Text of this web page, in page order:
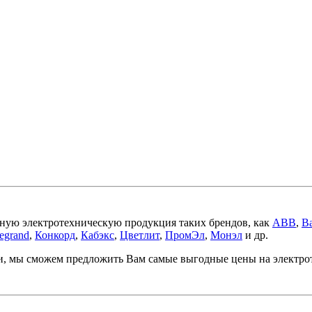
электротехническую продукция таких брендов, как ABB,
, Конкорд, Кабэкс, Цветлит, ПромЭл, Монэл и др.
мы сможем предложить Вам самые выгодные цены на